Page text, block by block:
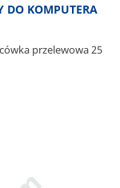
DO KOMPUTERA
przelewowa 25